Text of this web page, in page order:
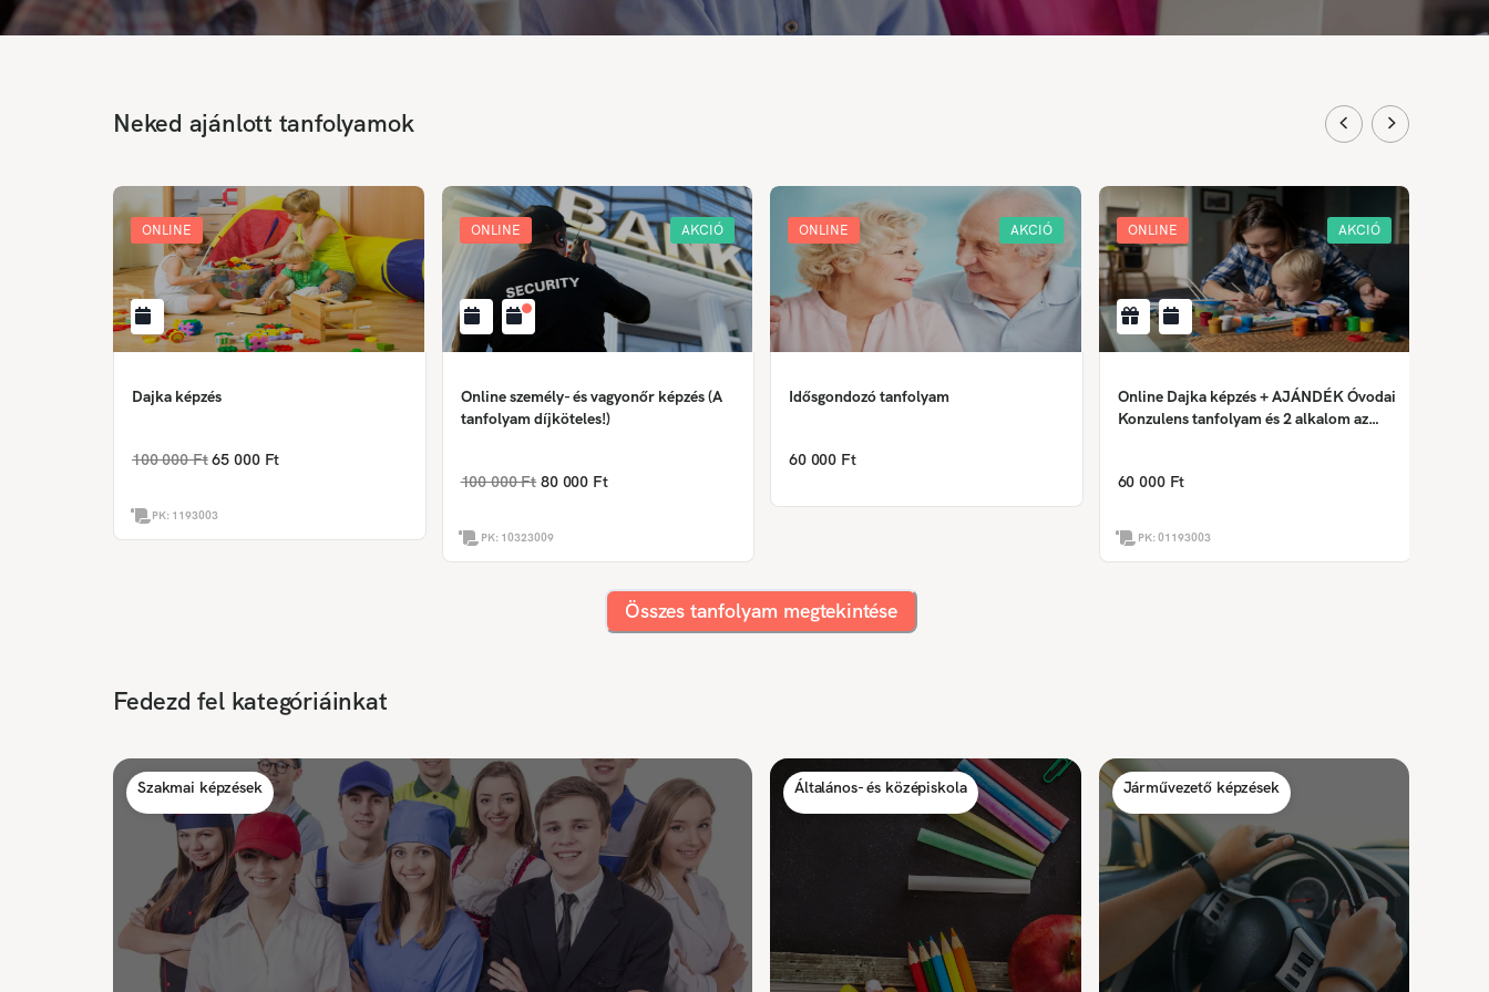
Neked ajánlott tanfolyamok
ONLINE
Dajka képzés
100 000 Ft 65 000 Ft
PK: 1193003
ONLINE AKCIÓ
Online személy- és vagyonőr képzés (A
tanfolyam díjköteles!)
100 000 Ft 80 000 Ft
PK: 10323009
ONLINE AKCIÓ
Idősgondozó tanfolyam
60 000 Ft
ONLINE AKCIÓ
Online Dajka képzés + AJÁNDÉK Óvodai
Konzulens tanfolyam és 2 alkalom az
60 000 Ft
PK:01193003
Összes tanfolyam megtekintése
Fedezd fel kategóriáinkat
Szakmai képzések Általános- és középiskola Járművezető képzések